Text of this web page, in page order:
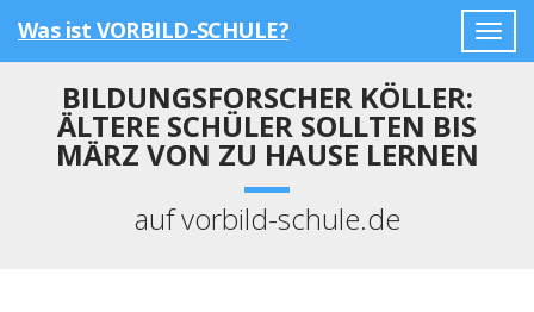
Was ist VORBILD-SCHULE?
BILDUNGSFORSCHER KÖLLER:
ÄLTERE SCHÜLER SOLLTEN BIS
MÄRZ VON ZU HAUSE LERNEN
auf vorbild-schule.de